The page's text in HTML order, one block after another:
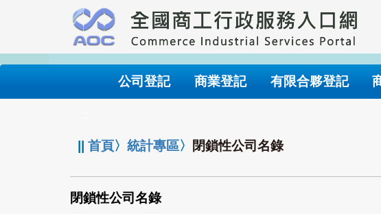
要
內
公司登記 商業登記 有限合夥登記
||首頁〉統計專區〉 閉鎖性公司名錄
閉鎖性公司名錄